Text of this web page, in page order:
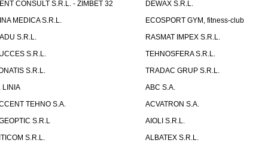
CONSULT S.R.L. - ZIMBET 32
DEWAX S.R.L.
MEDICA S.R.L.
ECOSPORT GYM, fitness-club
S.R.L.
RASMAT IMPEX S.R.L.
S.R.L.
TEHNOSFERA S.R.L.
S.R.L.
TRADAC GRUP S.R.L.
LINIA
ABC S.A.
TEHNO S.A.
ACVATRON S.A.
S.R.L
AIOLI S.R.L.
S.R.L.
ALBATEX S.R.L.